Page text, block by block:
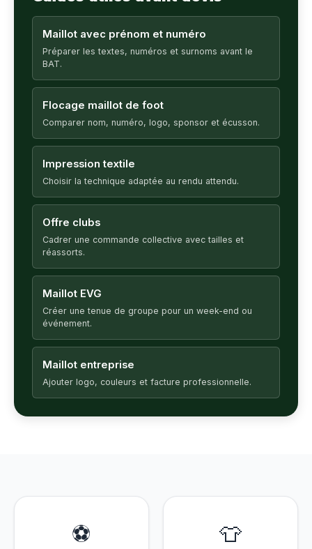
Maillot avec prénom et numéro
Préparer les textes, numéros et surnoms avant le
BAT.
Flocage maillot de foot
Comparer nom, numéro, logo, sponsor et écusson.
Impression textile
Choisir la technique adaptée au rendu attendu.
Offre clubs
Cadrer une commande collective avec tailles et
réassorts.
Maillot EVG
Créer une tenue de groupe pour un week-end ou
événement.
Maillot entreprise
Ajouter logo, couleurs et facture professionnelle.
⚽ 👕